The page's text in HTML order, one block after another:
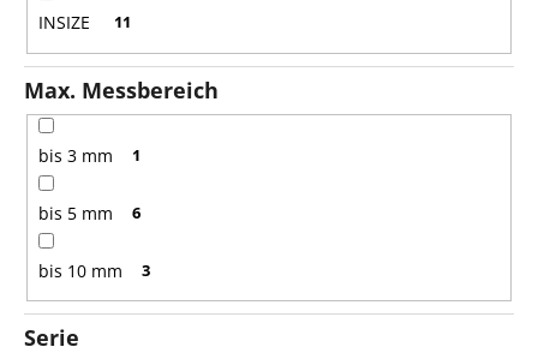
n
g
INSIZE 11
Max. Messbereich
bis 3 mm 1
bis 5 mm 6
bis 10 mm 3
Serie